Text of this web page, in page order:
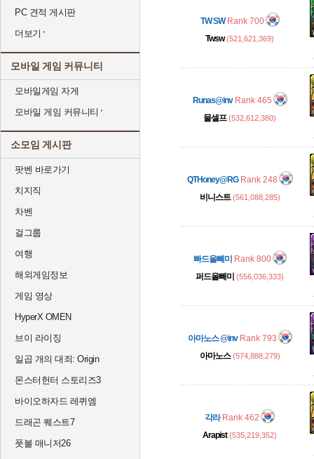
PC 견적 게시판
더보기
모바일 게임 커뮤니티
모바일게임 자게
모바일 게임 커뮤니티
소모임 게시판
팟벤 바로가기
치지직
차벤
걸그룹
여행
해외게임정보
게임 영상
HyperX OMEN
브이 라이징
일곱 개의 대죄: Origin
몬스터헌터 스토리즈3
바이오하자드 레퀴엠
드래곤 퀘스트7
풋볼 매니저26
TW SW Rank 700
Twsw (521,621,369)
Runas@inv Rank 465
물셀프 (532,612,380)
QTHoney@RG Rank 248
비니스트 (561,088,285)
빠드올빼미
Rank 800
퍼드올빼미 (556,036,333)
아마노스 @inv Rank 793
아마노스 (574,888,279)
각라 Rank 462
Arapist (535,219,352)